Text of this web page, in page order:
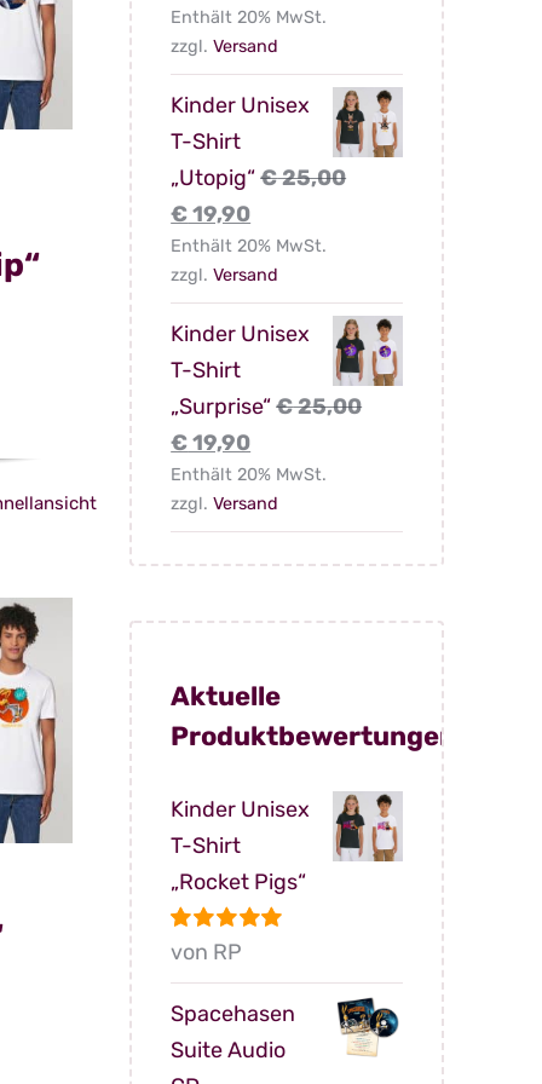
Preis
war:
€ 29,00 € 24,90.
Enthält 20% MwSt.
zzgl.Versand
Kinder Unisex
T-Shirt
„Utopig“€25,00
Ursprünglicher
Preis
war:
€ 25,00
€19,90Aktueller
Preis
ist:
€ 19,90.
Enthält 20% MwSt.
zzgl.Versand
Kinder Unisex
T-Shirt
„Surprise“€25,00
Ursprünglicher
Preis
war:
€19,90Aktueller
Preis
ist:
Enthält 20% MwSt.
zzgl.Versand
Aktuelle
Produktbewertungen
Kinder Unisex
T-Shirt
„Rocket Pigs“
Bewertet
von RP
Spacehasen
Suite Audio